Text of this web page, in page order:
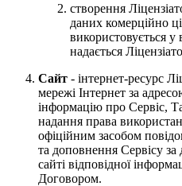
створення
даних комерційно
використовується у
надається
Сайт - інтернет-ресурс
мережі Інтернет за
інформацію про Сервіс,
надання права
офіційним засобом
та доповнення Сервісу
сайті відповідної
Договором.